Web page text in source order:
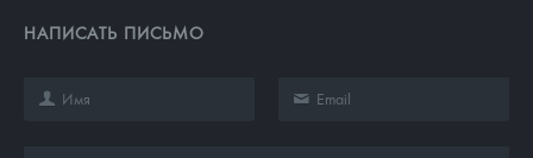
НАПИСАТЬ ПИСЬМО